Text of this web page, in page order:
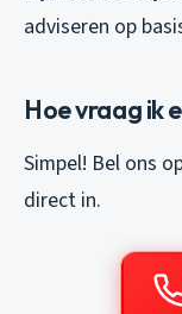
adviseren op
Hoe vraag ik
Simpel! Bel ons
direct in.